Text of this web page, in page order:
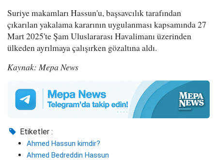
Suriye makamları Hassun'u, başsavcılık tarafından
çıkarılan yakalama kararının uygulanması kapsamında 27
Mart 2025'te Şam Uluslararası Havalimanı üzerinden
ülkeden ayrılmaya çalışırken gözaltına aldı.
Kaynak: Mepa News
Etiketler :
Ahmed Hassun kimdir?
Ahmed Bedreddin Hassun